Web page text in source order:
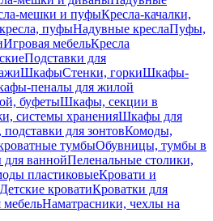
мешки и пуфыКресла-качалки,
пуфыНадувные креслаПуфы,
Игровая мебельКресла
Подставки для
ШкафыСтенки, горкиШкафы-
пеналы для жилой
буфетыШкафы, секции в
системы храненияШкафы для
для зонтовКомоды,
тумбыОбувницы, тумбы в
ваннойПеленальные столики,
пластиковыеКровати и
Детские кроватиКроватки для
Наматрасники, чехлы на